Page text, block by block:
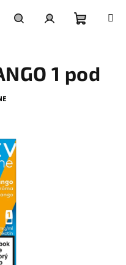
košík
1 pod